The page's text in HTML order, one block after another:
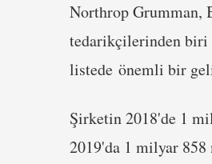
Northrop Grumman,
tedarikçilerinden biri
listede önemli bir
Şirketin 2018'de 1
2019'da 1 milyar 858